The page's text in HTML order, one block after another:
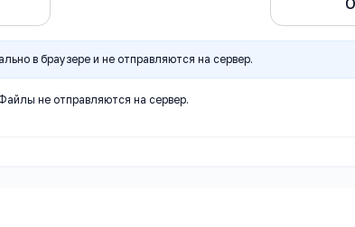
в браузере и не отправляются на сервер.
не отправляются на сервер.